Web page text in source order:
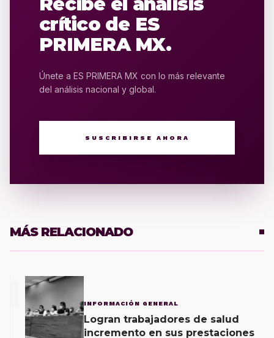
crítico de ES
PRIMERA MX.
Únete a ES PRIMERA MX con lo más relevante
del análisis nacional y global.
SUSCRIBIRSE AHORA
MÁS RELACIONADO
INFORMACIÓN GENERAL
Logran trabajadores de salud
incremento en sus prestaciones